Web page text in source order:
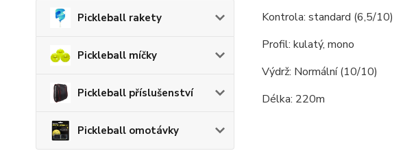
Pickleball rakety
Pickleball míčky
Pickleball příslušenství
Pickleball omotávky
Kontrola: standard (6,5/10)
Profil: kulatý, mono
Výdrž: Normální (10/10)
Délka: 220m